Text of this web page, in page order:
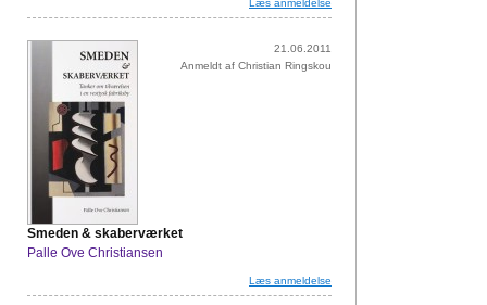
Læs anmeldelse
21.06.2011
Anmeldt af Christian Ringskou
Smeden & skaberværket
Palle Ove Christiansen
Læs anmeldelse